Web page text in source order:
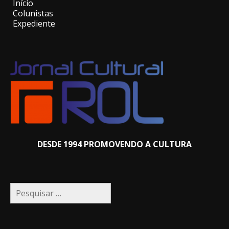
Início
Colunistas
Expediente
DESDE 1994 PROMOVENDO A CULTURA
Pesquisar
por: